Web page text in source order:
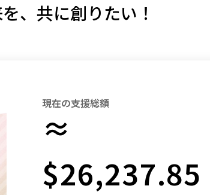
鹿児島 沖縄
、共に創りたい！
現在の支援総額
≈
$26,237.85